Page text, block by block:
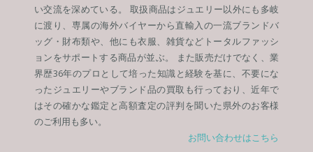
い交流を深めている。 取扱商品はジュエリー以外にも多岐
に渡り、専属の海外バイヤーから直輸入の一流ブランドバ
ッグ・財布類や、他にも衣服、雑貨などトータルファッシ
ョンをサポートする商品が並ぶ。 また販売だけでなく、業
界歴36年のプロとして培った知識と経験を基に、不要にな
ったジュエリーやブランド品の買取も行っており、近年で
はその確かな鑑定と高額査定の評判を聞いた県外のお客様
のご利用も多い。
お問い合わせはこちら